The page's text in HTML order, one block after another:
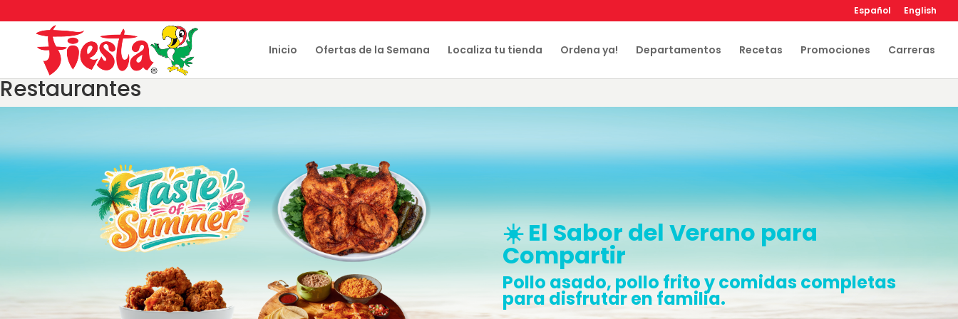
content
Español English
Inicio Ofertas de la Semana Localiza tu tienda Ordena ya! Departamentos Recetas Promociones Carreras
Restaurantes
☀️ El Sabor del Verano para
Compartir
Pollo asado, pollo frito y comidas completas
para disfrutar en familia.